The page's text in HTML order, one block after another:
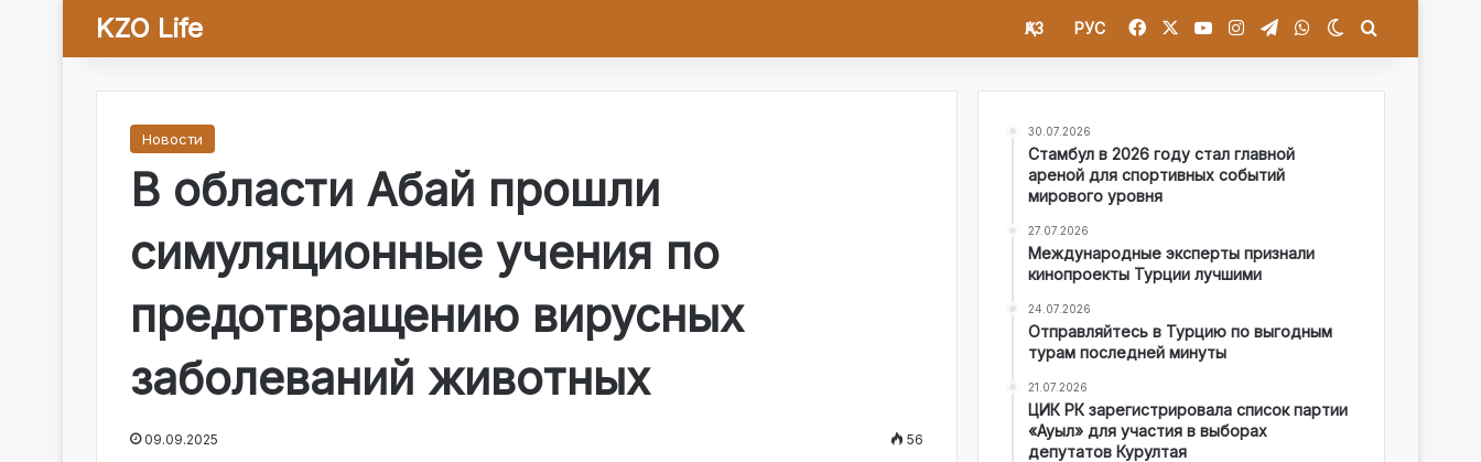
KZO Life ҚАЗ РУС FacebookYouTubeInstagram
TelegramWhatsAppSwitch skin
Новости
В области Абай прошли
симуляционные учения по
предотвращению вирусных
заболеваний животных
09.09.2025 56
30.07.2026
Стамбул в 2026 году стал главной
ареной для спортивных событий
мирового уровня
27.07.2026
Международные эксперты признали
кинопроекты Турции лучшими
24.07.2026
Отправляйтесь в Турцию по выгодным
турам последней минуты
21.07.2026
ЦИК РК зарегистрировала список партии
«Ауыл» для участия в выборах
депутатов Курултая